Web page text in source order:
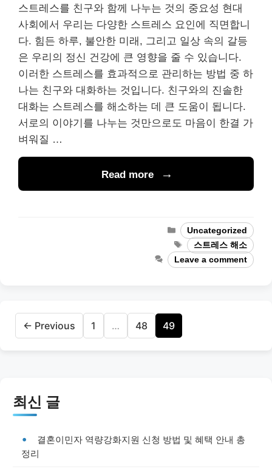
스트레스를 친구와 함께 나누는 것의 중요성 현대
사회에서 우리는 다양한 스트레스 요인에 직면합니
다. 힘든 하루, 불안한 미래, 그리고 일상 속의 갈등
은 우리의 정신 건강에 큰 영향을 줄 수 있습니다.
이러한 스트레스를 효과적으로 관리하는 방법 중 하
나는 친구와 대화하는 것입니다. 친구와의 진솔한
대화는 스트레스를 해소하는 데 큰 도움이 됩니다.
서로의 이야기를 나누는 것만으로도 마음이 한결 가
벼워질 …
Read more
Categories
Uncategorized
Tags스트레스 해소
Leave a comment
← Previous Page
1 … Page
48 Page
49
최신 글
결혼이민자 역량강화지원 신청 방법 및 혜택 안내 총
정리